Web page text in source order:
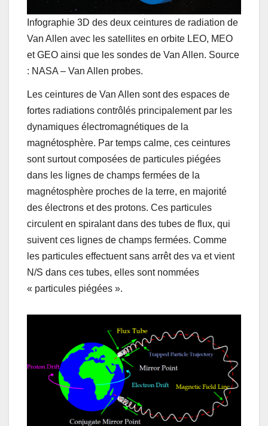
Infographie 3D des deux ceintures de radiation de
Van Allen avec les satellites en orbite LEO, MEO
et GEO ainsi que les sondes de Van Allen. Source
: NASA – Van Allen probes.
Les ceintures de Van Allen sont des espaces de
fortes radiations contrôlés principalement par les
dynamiques électromagnétiques de la
magnétosphère. Par temps calme, ces ceintures
sont surtout composées de particules piégées
dans les lignes de champs fermées de la
magnétosphère proches de la terre, en majorité
des électrons et des protons. Ces particules
circulent en spiralant dans des tubes de flux, qui
suivent ces lignes de champs fermées. Comme
les particules effectuent sans arrêt des va et vient
N/S dans ces tubes, elles sont nommées
« particules piégées ».